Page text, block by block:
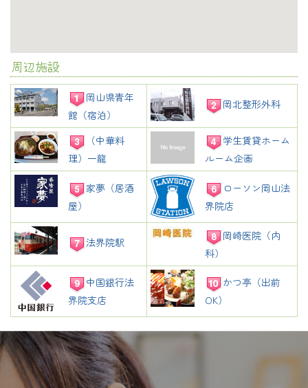
周辺施設
岡山県青年
館（宿泊）
岡北整形外科
（中華料
理）一龍
学生賃貸ホーム
ルーム企画
家夢（居酒
屋）
ローソン岡山法
界院店
法界院駅
岡崎医院（内
科）
中国銀行法
界院支店
かつ亭（出前
OK）